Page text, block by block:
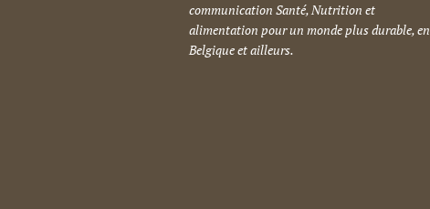
communication Santé, Nutrition et
alimentation pour un monde plus durable, en
Belgique et ailleurs.